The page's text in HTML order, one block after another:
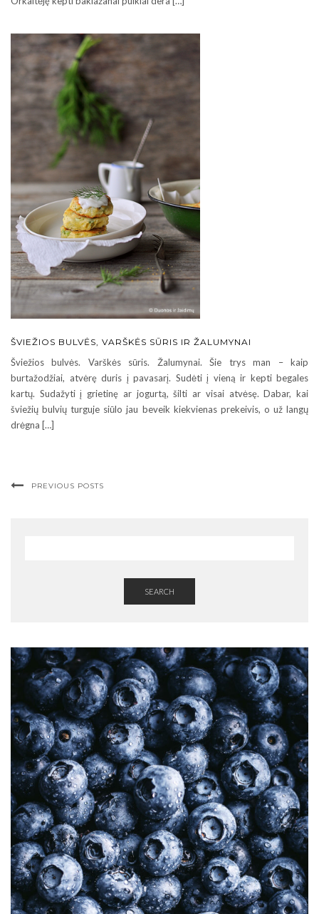
ŠVIEŽIOS BULVĖS, VARŠKĖS SŪRIS IR ŽALUMYNAI
Šviežios bulvės. Varškės sūris. Žalumynai. Šie trys man – kaip
burtažodžiai, atvėrę duris į pavasarį. Sudėti į vieną ir kepti begales
kartų. Sudažyti į grietinę ar jogurtą, šilti ar visai atvėsę. Dabar, kai
šviežių bulvių turguje siūlo jau beveik kiekvienas prekeivis, o už langų
drėgna […]
PREVIOUS POSTS
SEARCH